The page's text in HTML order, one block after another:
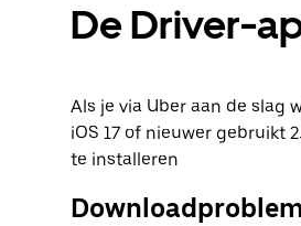
De Driver-
Als je via Uber aan de slag
iOS 17 of nieuwer gebruikt
te installeren